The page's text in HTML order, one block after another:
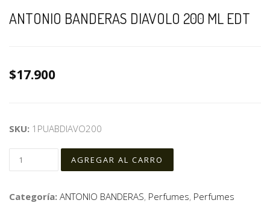
ANTONIO BANDERAS DIAVOLO 200 ML EDT
$17.900
SKU: 1PUABDIAVO200
Categoría: ANTONIO BANDERAS, Perfumes, Perfumes